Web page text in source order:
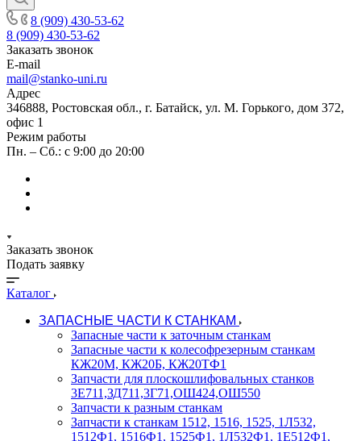
8 (909) 430-53-62
8 (909) 430-53-62
Заказать звонок
E-mail
mail@stanko-uni.ru
Адрес
346888, Ростовская обл., г. Батайск, ул. М. Горького, дом 372,
офис 1
Режим работы
Пн. – Сб.: с 9:00 до 20:00
Заказать звонок
Подать заявку
Каталог
ЗАПАСНЫЕ ЧАСТИ К СТАНКАМ
Запасные части к заточным станкам
Запасные части к колесофрезерным станкам
КЖ20М, КЖ20Б, КЖ20ТФ1
Запчасти для плоскошлифовальных станков
3Е711,ЗД711,3Г71,ОШ424,ОШ550
Запчасти к разным станкам
Запчасти к станкам 1512, 1516, 1525, 1Л532,
1512Ф1, 1516Ф1, 1525Ф1, 1Л532Ф1, 1Е512Ф1,